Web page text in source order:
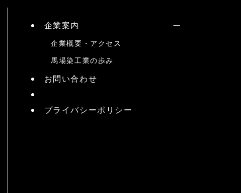
企業案内
企業概要・アクセス
馬場染工業の歩み
お問い合わせ
プライバシーポリシー